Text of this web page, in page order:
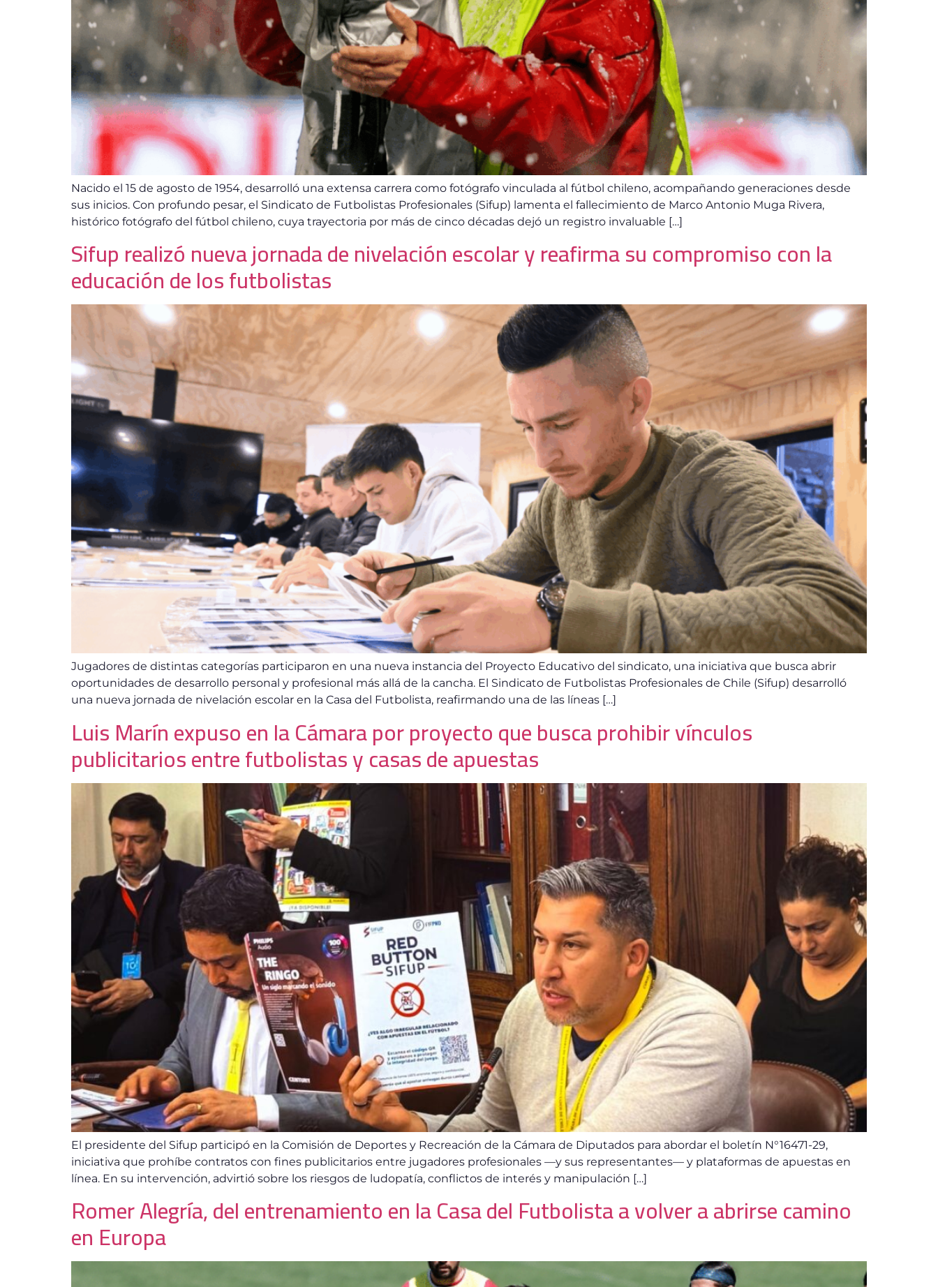
Nacido el 15 de agosto de 1954, desarrolló una extensa carrera como fotógrafo vinculada al fútbol chileno, acompañando generaciones desde
sus inicios. Con profundo pesar, el Sindicato de Futbolistas Profesionales (Sifup) lamenta el fallecimiento de Marco Antonio Muga Rivera,
histórico fotógrafo del fútbol chileno, cuya trayectoria por más de cinco décadas dejó un registro invaluable […]
Sifup realizó nueva jornada de nivelación escolar y reafirma su compromiso con la
educación de los futbolistas
Jugadores de distintas categorías participaron en una nueva instancia del Proyecto Educativo del sindicato, una iniciativa que busca abrir
oportunidades de desarrollo personal y profesional más allá de la cancha. El Sindicato de Futbolistas Profesionales de Chile (Sifup) desarrolló
una nueva jornada de nivelación escolar en la Casa del Futbolista, reafirmando una de las líneas […]
Luis Marín expuso en la Cámara por proyecto que busca prohibir vínculos
publicitarios entre futbolistas y casas de apuestas
El presidente del Sifup participó en la Comisión de Deportes y Recreación de la Cámara de Diputados para abordar el boletín N°16471-29,
iniciativa que prohíbe contratos con fines publicitarios entre jugadores profesionales —y sus representantes— y plataformas de apuestas en
línea. En su intervención, advirtió sobre los riesgos de ludopatía, conflictos de interés y manipulación […]
Romer Alegría, del entrenamiento en la Casa del Futbolista a volver a abrirse camino
en Europa